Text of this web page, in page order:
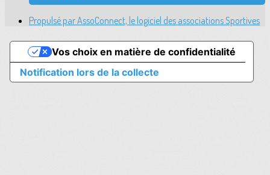
Propulsé par AssoConnect, le logiciel des associations Sportives
Notification lors de la collecte
Vos choix en matière de confidentialité